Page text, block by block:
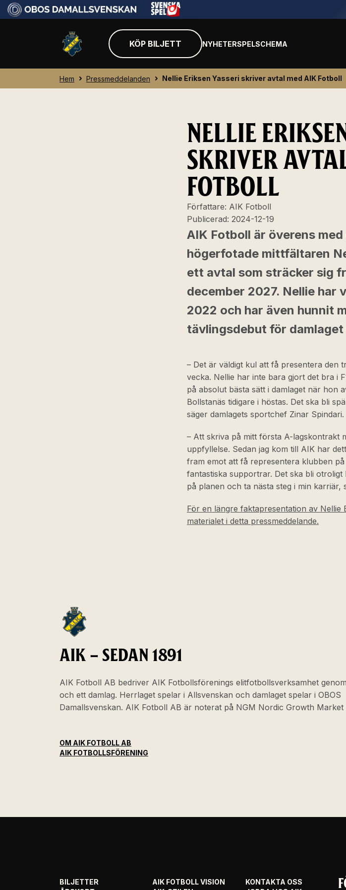
KÖP BILJETT NYHETERSPELSCHEMA
Hem Pressmeddelanden Nellie Eriksen Yasseri skriver avtal med AIK Fotboll
NELLIE
SKRIVER
FOTBOLL
Författare: AIK Fotboll
Publicerad: 2024-12-19
AIK Fotboll är överens
högerfotade mittfältaren
ett avtal som sträcker sig
december 2027. Nellie har
2022 och har även hunnit
tävlingsdebut för
– Det är väldigt kul att få presentera den
vecka. Nellie har inte bara gjort det bra i
på absolut bästa sätt i damlaget när hon
Bollstanäs tidigare i höstas. Det ska bli
säger damlagets sportchef Zinar Spindari.
– Att skriva på mitt första A-lagskontrakt
uppfyllelse. Sedan jag kom till AIK har
fram emot att få representera klubben
fantastiska supportrar. Det ska bli
på planen och ta nästa steg i min karriär,
För en längre faktapresentation av Nellie
materialet i detta pressmeddelande.
AIK – SEDAN 1891
AIK Fotboll AB bedriver AIK Fotbollsförenings elitfotbollsverksamhet
och ett damlag. Herrlaget spelar i Allsvenskan och damlaget spelar i OBOS
Damallsvenskan. AIK Fotboll AB är noterat på NGM Nordic Growth Market
OM AIK FOTBOLL AB
AIK FOTBOLLSFÖRENING
BILJETTER
AIK FOTBOLL VISION
KONTAKTA OSS